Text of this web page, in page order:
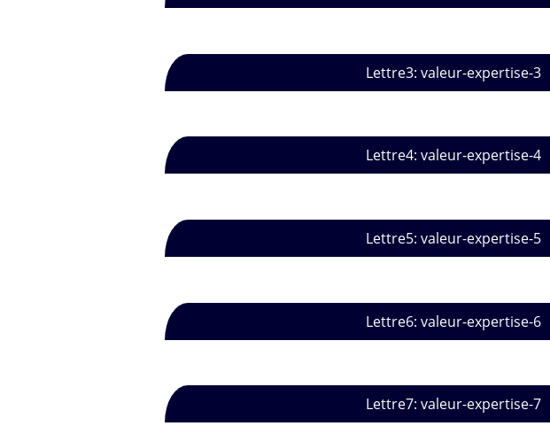
Lettre3: valeur-expertise-3
Lettre4: valeur-expertise-4
Lettre5: valeur-expertise-5
Lettre6: valeur-expertise-6
Lettre7: valeur-expertise-7